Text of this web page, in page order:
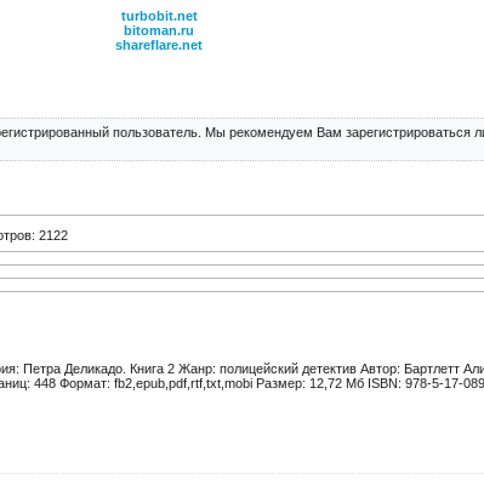
turbobit.net
bitoman.ru
shareflare.net
пользователь. Мы рекомендуем Вам зарегистрироваться
2122
Петра Деликадо. Книга 2 Жанр: полицейский детектив Автор: Бартлетт
448 Формат: fb2,epub,pdf,rtf,txt,mobi Размер: 12,72 Мб ISBN: 978-5-17-